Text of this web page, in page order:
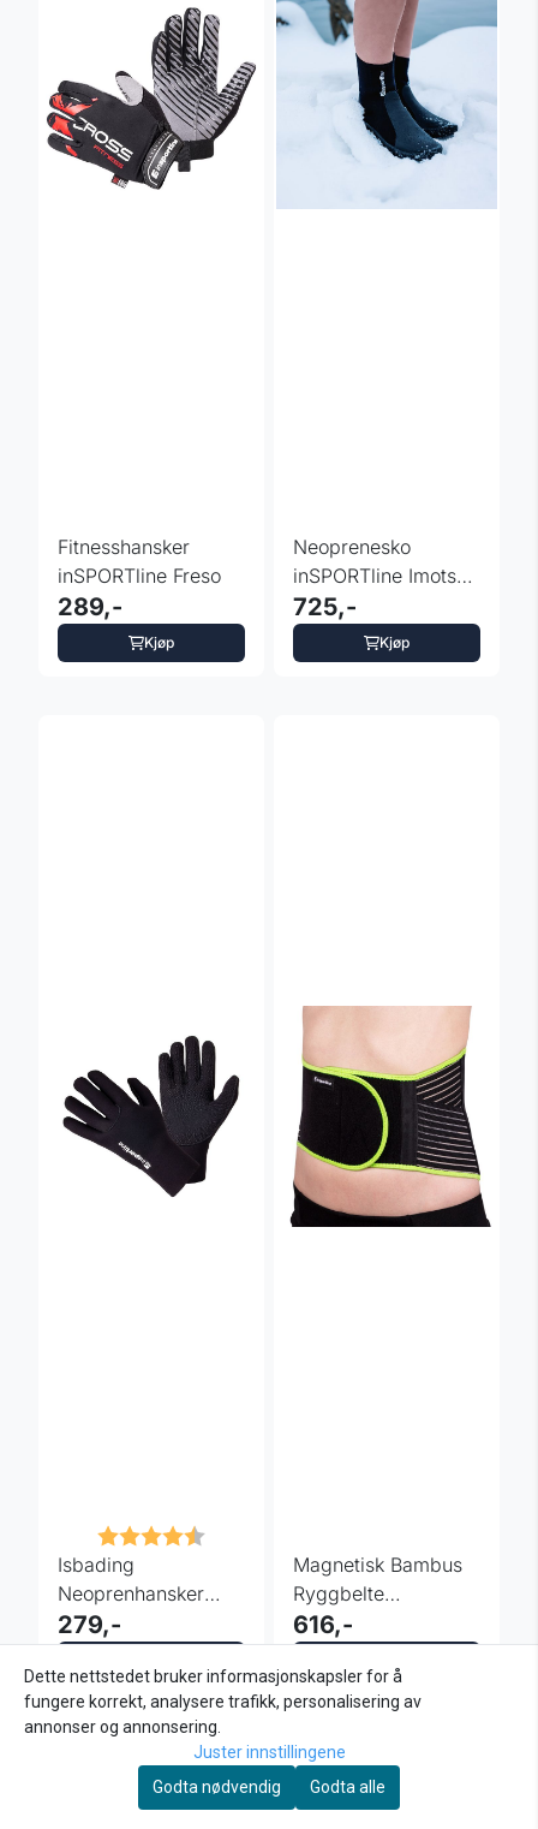
Fitnesshansker
inSPORTline Freso
289,-
Kjøp
Neoprenesko
inSPORTline Imotsea
2 mm – Isbading
725,-
Kjøp
Karakter:
Isbading
Neoprenhansker
inSPORTline Cetina
3 mm
279,-
Magnetisk Bambus
Ryggbelte
inSPORTline
616,-
Dette nettstedet bruker informasjonskapsler for å
fungere korrekt, analysere trafikk, personalisering av
annonser og annonsering.
Juster innstillingene
Godta nødvendig
Godta alle